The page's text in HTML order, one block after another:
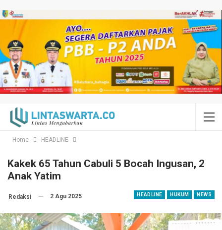
Home HEADLINE
Kakek 65 Tahun Cabuli 5 Bocah Ingusan, 2
Anak Yatim
HEADLINE HUKUM NEWS
Redaksi 2 Agu 2025